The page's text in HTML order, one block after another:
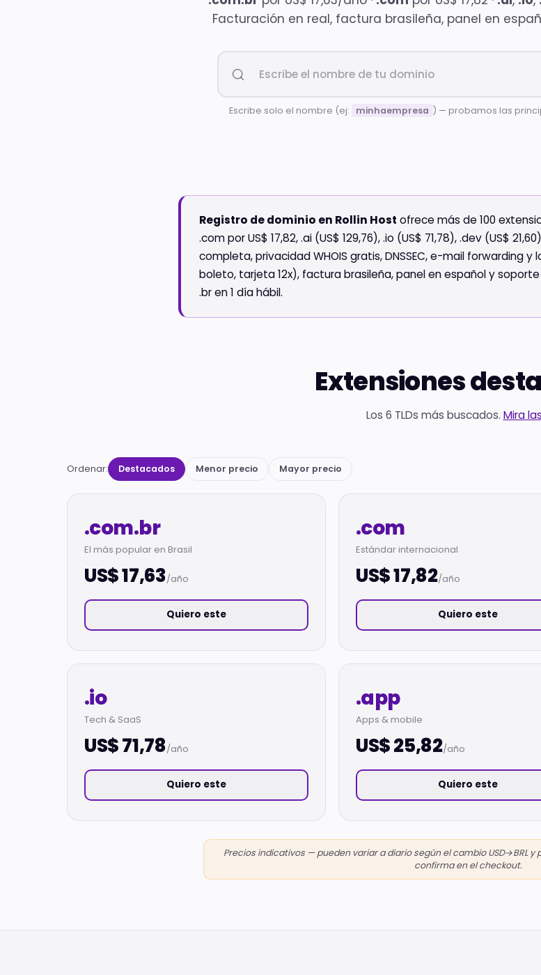
Facturación en real, factura brasileña, panel en
Escribe solo el nombre (ej: minhaempresa ) — probamos las
Registro de dominio en Rollin Host ofrece más de 100
.com por US$ 17,82, .ai (US$ 129,76), .io (US$ 71,78), .dev (US$
completa, privacidad WHOIS gratis, DNSSEC, e-mail forwarding y
boleto, tarjeta 12x), factura brasileña, panel en español y
.br en 1 día hábil.
Extensiones
Los 6 TLDs más buscados. Mira
Ordenar: Destacados Menor precio Mayor precio
.com.br
El más popular en Brasil
US$ 17,63/año
Quiero este
.com
Estándar internacional
US$ 17,82/año
Quiero este
.io
Tech & SaaS
US$ 71,78/año
Quiero este
.app
Apps & mobile
US$ 25,82/año
Quiero este
Precios indicativos — pueden variar a diario según el cambio USD→BRL y
confirma en el checkout.